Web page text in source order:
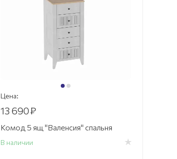
Цена:
13 690₽
Комод 5 ящ "Валенсия" спальня
В наличии